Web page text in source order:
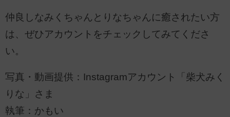
仲良しなみくちゃんとりなちゃんに癒されたい方
は、ぜひアカウントをチェックしてみてくださ
い。
写真・動画提供：Instagramアカウント「柴犬みく
りな」さま
執筆：かもい